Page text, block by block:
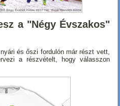
a "Négy Évszakos"
és őszi fordulón már részt vett,
a részvételt, hogy válasszon